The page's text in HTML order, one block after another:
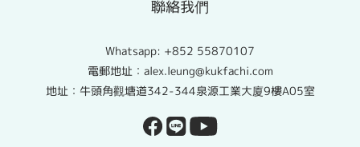
聯絡我們
Whatsapp: +852 55870107
電郵地址：alex.leung@kukfachi.com
地址：牛頭角觀塘道342-344泉源工業大廈9樓A05室